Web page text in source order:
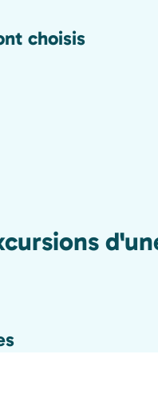
choisis